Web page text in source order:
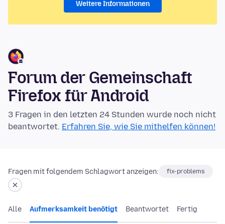
Weitere Informationen
Forum der Gemeinschaft
Firefox für Android
3 Fragen in den letzten 24 Stunden wurde noch nicht
beantwortet. Erfahren Sie, wie Sie mithelfen können!
Fragen mit folgendem Schlagwort anzeigen: fix-problems
Alle Aufmerksamkeit benötigt Beantwortet Fertig